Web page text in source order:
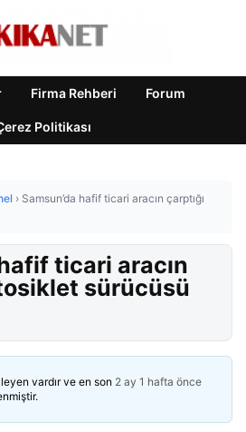
Firma Rehberi Forum
Politikası
› Samsun’da hafif ticari aracın çarptığı
ticari aracın
sürücüsü
vardır ve en son 2 ay 1 hafta önce